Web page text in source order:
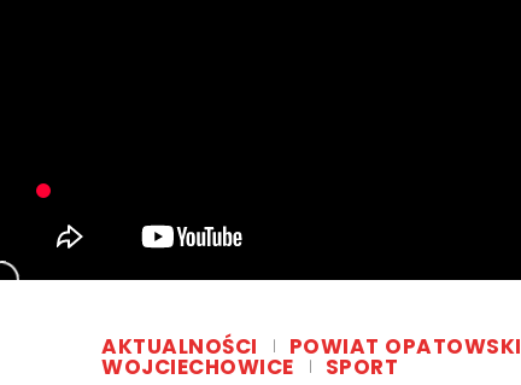
AKTUALNOŚCI POWIAT OPATOWSKI
WOJCIECHOWICE SPORT